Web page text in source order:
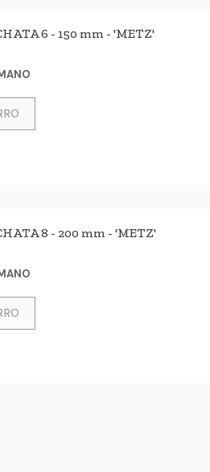
6 - 150 mm - 'METZ'
8 - 200 mm - 'METZ'